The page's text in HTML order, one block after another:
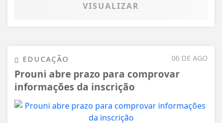
VISUALIZAR
06 DE AGO
EDUCAÇÃO
Prouni abre prazo para comprovar
informações da inscrição